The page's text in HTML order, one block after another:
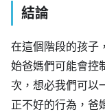
結論
在這個階段的孩子
始爸媽們可能會控
次，想必我們可以
正不好的行為，爸